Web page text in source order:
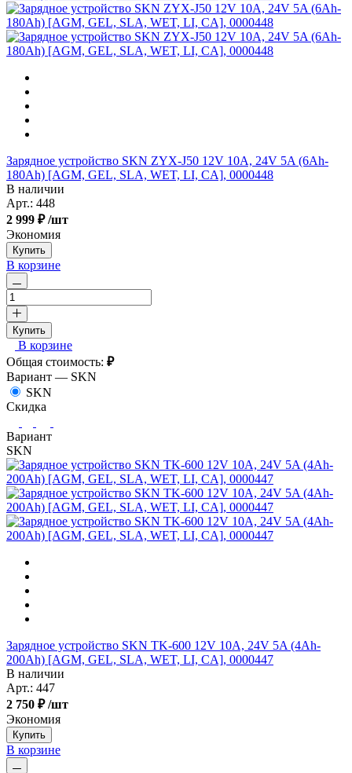
Зарядное устройство SKN ZYX-J50 12V 10A, 24V 5A (6Ah-
180Ah) [AGM, GEL, SLA, WET, LI, CA], 0000448
В наличии
Арт.: 448
2 999 ₽/шт
Экономия
Купить
В корзине
Купить
В корзине
Общая стоимость: ₽
Вариант — SKN
SKN
Скидка
Вариант
SKN
Зарядное устройство SKN TK-600 12V 10A, 24V 5A (4Ah-
200Ah) [AGM, GEL, SLA, WET, LI, CA], 0000447
В наличии
Арт.: 447
2 750 ₽/шт
Экономия
Купить
В корзине